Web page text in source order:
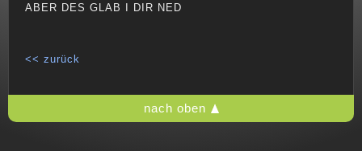
ABER DES GLAB I DIR NED
<< zurück
nach oben